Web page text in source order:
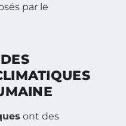
par le
ont des